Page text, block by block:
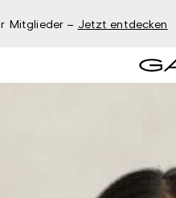
Mitglieder – Jetzt entdecken